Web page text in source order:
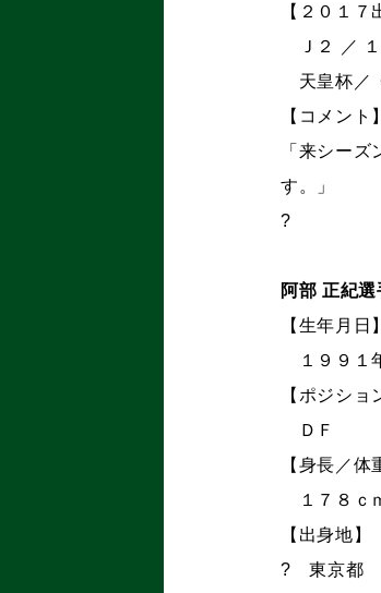
【２０１
Ｊ２ ／
天皇杯／
【コメント】
「来シー
す。」
?
阿部 正紀選
【生年月日
１９９１
【ポジショ
ＤＦ
【身長／体
１７８ｃ
【出身地】
? 東京都